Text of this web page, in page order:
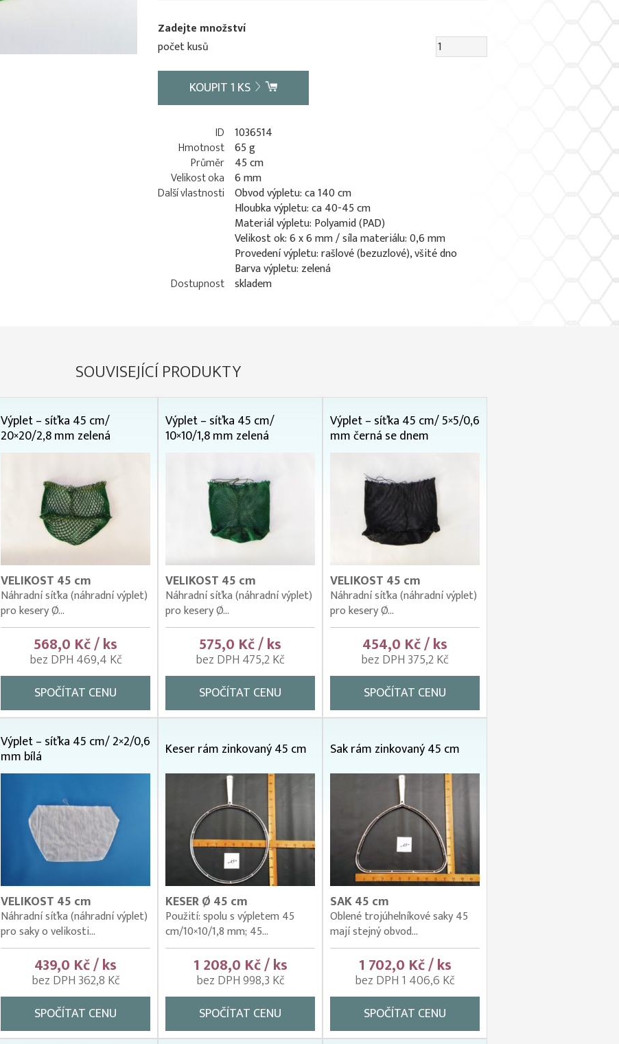
Zadejte množství
počet kusů
KOUPIT1 KS
ID 1036514
Hmotnost 65 g
Průměr 45 cm
Velikost oka 6 mm
Další vlastnosti Obvod výpletu: ca 140 cm
Hloubka výpletu: ca 40-45 cm
Materiál výpletu: Polyamid (PAD)
Velikost ok: 6 x 6 mm / síla materiálu: 0,6 mm
Provedení výpletu: rašlové (bezuzlové), všité dno
Barva výpletu: zelená
Dostupnost skladem
SOUVISEJÍCÍ PRODUKTY
Výplet – síťka 45 cm/
20×20/2,8 mm zelená
VELIKOST 45 cm
Náhradní síťka (náhradní výplet)
pro kesery Ø...
568,0 Kč / ks
bez DPH 469,4 Kč
SPOČÍTAT CENU
Výplet – síťka 45 cm/
10×10/1,8 mm zelená
VELIKOST 45 cm
Náhradní síťka (náhradní výplet)
pro kesery Ø...
575,0 Kč / ks
bez DPH 475,2 Kč
SPOČÍTAT CENU
Výplet – síťka 45 cm/ 5×5/0,6
mm černá se dnem
VELIKOST 45 cm
Náhradní síťka (náhradní výplet)
pro kesery Ø...
454,0 Kč / ks
bez DPH 375,2 Kč
SPOČÍTAT CENU
Výplet – síťka 45 cm/ 2×2/0,6
mm bílá
VELIKOST 45 cm
Náhradní síťka (náhradní výplet)
pro saky o velikosti...
439,0 Kč / ks
bez DPH 362,8 Kč
SPOČÍTAT CENU
Keser rám zinkovaný 45 cm
KESER Ø 45 cm
Použití: spolu s výpletem 45
cm/10×10/1,8 mm; 45...
1 208,0 Kč / ks
bez DPH 998,3 Kč
SPOČÍTAT CENU
Sak rám zinkovaný 45 cm
SAK 45 cm
Oblené trojúhelníkové saky 45
mají stejný obvod...
1 702,0 Kč / ks
bez DPH 1 406,6 Kč
SPOČÍTAT CENU